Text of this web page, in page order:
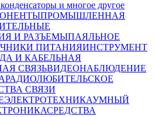
и многое другое
ПРОМЫШЛЕННАЯ
И РАЗЪЕМЫПАЯЛЬНОЕ
ПИТАНИЯИНСТРУМЕНТ
И КАБЕЛЬНАЯ
СВЯЗЬВИДЕОНАБЛЮДЕНИЕ
РАДИОЛЮБИТЕЛЬСКОЕ
СВЯЗИ
ЭЛЕКТРОТЕХНИКАУМНЫЙ
СРЕДСТВА